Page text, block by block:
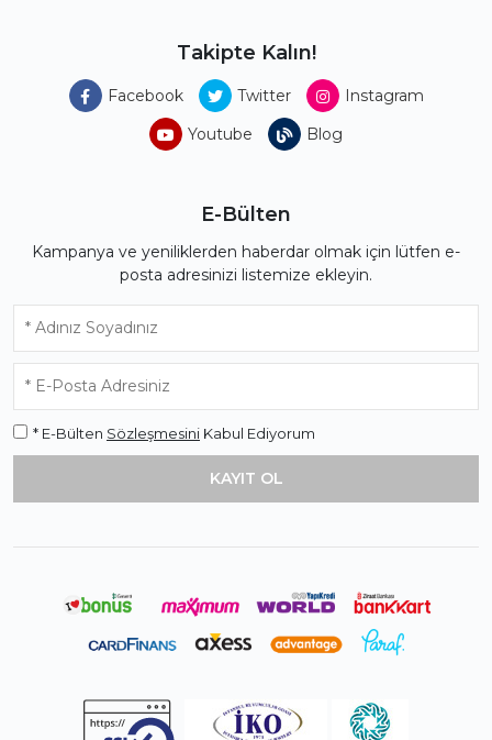
Takipte Kalın!
Facebook Twitter
Instagram
Youtube
Blog
E-Bülten
Kampanya ve yeniliklerden haberdar olmak için lütfen e-
posta adresinizi listemize ekleyin.
* E-Bülten Sözleşmesini Kabul Ediyorum